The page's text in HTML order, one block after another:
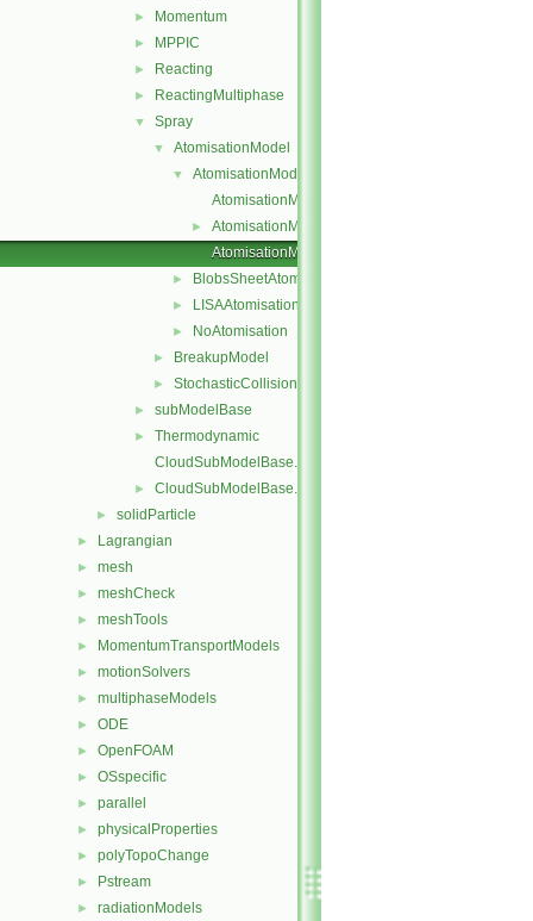
► Momentum
► MPPIC
► Reacting
► ReactingMultiphase
▼ Spray
▼ AtomisationModel
▼
AtomisationModel
AtomisationModel.C
►
AtomisationModel.H
AtomisationModelNew.C
► BlobsSheetAtomisation
► LISAAtomisation
► NoAtomisation
► BreakupModel
► StochasticCollision
► subModelBase
►
Thermodynamic
CloudSubModelBase.C
► CloudSubModelBase.H
► solidParticle
► Lagrangian
► mesh
► meshCheck
► meshTools
► MomentumTransportModels
► motionSolvers
► multiphaseModels
► ODE
► OpenFOAM
► OSspecific
► parallel
► physicalProperties
► polyTopoChange
► Pstream
► radiationModels